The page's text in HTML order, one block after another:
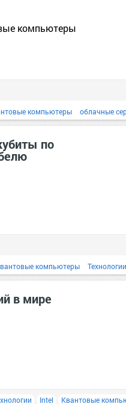
компьютеры
компьютеры облачные
по
компьютеры
в мире
Intel Квантовые